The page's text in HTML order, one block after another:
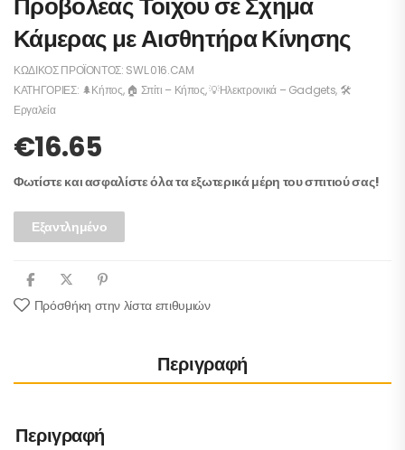
Κάμερας με Αισθητήρα Κίνησης
ΚΩΔΙΚΌΣ ΠΡΟΪΌΝΤΟΣ: SWL.016.CAM
ΚΑΤΗΓΟΡΊΕΣ: 🌲Κήπος, 🏠 Σπίτι – Κήπος,💡Ηλεκτρονικά – Gadgets, 🛠️
Εργαλεία
€16.65
Φωτίστε και ασφαλίστε όλα τα εξωτερικά μέρη του σπιτιού σας!
Εξαντλημένο
Πρόσθήκη στην λίστα επιθυμιών
Περιγραφή
Περιγραφή